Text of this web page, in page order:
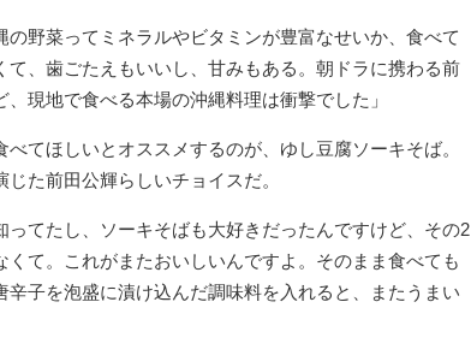
の野菜ってミネラルやビタミンが豊富なせいか、食べて
て、歯ごたえもいいし、甘みもある。朝ドラに携わる前
現地で食べる本場の沖縄料理は衝撃でした」
てほしいとオススメするのが、ゆし豆腐ソーキそば。
た前田公輝らしいチョイスだ。
ってたし、ソーキそばも大好きだったんですけど、その2
て。これがまたおいしいんですよ。そのまま食べても
子を泡盛に漬け込んだ調味料を入れると、またうまい